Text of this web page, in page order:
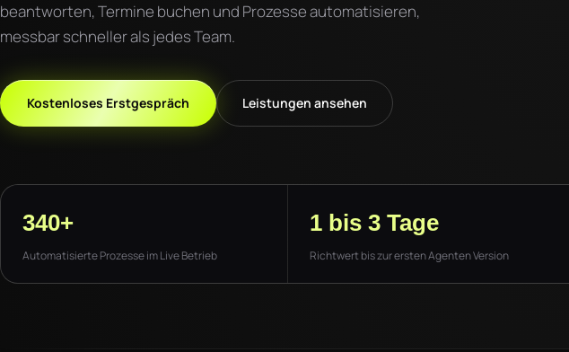
beantworten, Termine buchen und Prozesse automatisieren,
messbar schneller als jedes Team.
Kostenloses Erstgespräch Leistungen ansehen
340+
Automatisierte Prozesse im Live Betrieb
1 bis 3 Tage
Richtwert bis zur ersten Agenten Version